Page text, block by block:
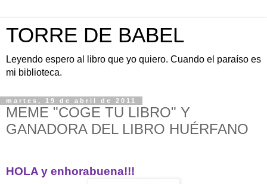
TORRE DE BABEL
Leyendo espero al libro que yo quiero. Cuando el paraíso es
mi biblioteca.
martes, 19 de abril de 2011
MEME "COGE TU LIBRO" Y
GANADORA DEL LIBRO HUÉRFANO
HOLA y enhorabuena!!!